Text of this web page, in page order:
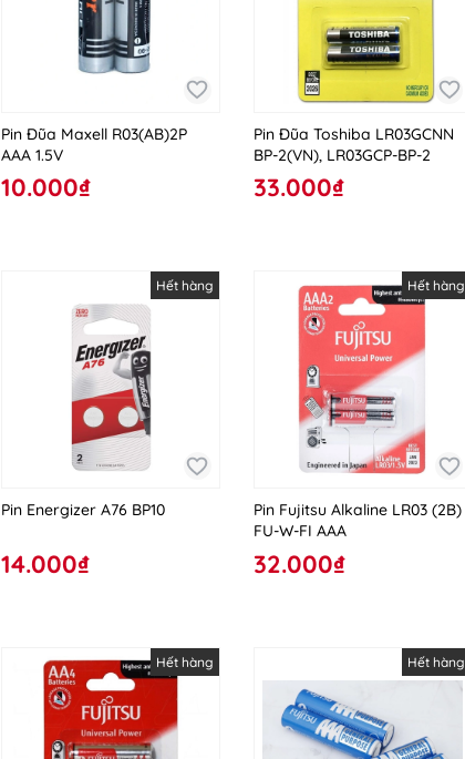
Pin Đũa Maxell R03(AB)2P
AAA 1.5V
10.000₫
Pin Đũa Toshiba LR03GCNN
BP-2(VN), LR03GCP-BP-2
33.000₫
Hết hàng
Pin Energizer A76 BP10
14.000₫
Hết hàng
Pin Fujitsu Alkaline LR03 (2B)
FU-W-FI AAA
32.000₫
Hết hàng Hết hàng